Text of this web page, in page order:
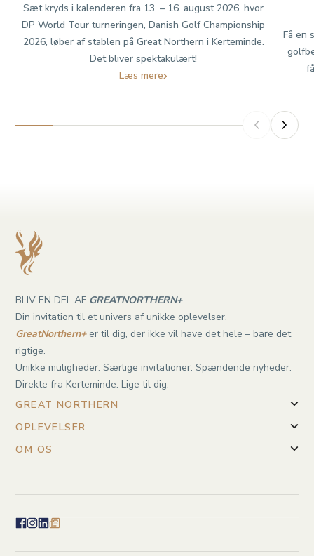
Sæt kryds i kalenderen fra 13. – 16. august 2026, hvor
DP World Tour turneringen, Danish Golf Championship
2026, løber af stablen på Great Northern i Kerteminde.
Det bliver spektakulært!
Læs mere
Få en
BLIV EN DEL AF GREATNORTHERN+
Din invitation til et univers af unikke oplevelser.
GreatNorthern+er til dig, der ikke vil have det hele – bare det
rigtige.
Unikke muligheder. Særlige invitationer. Spændende nyheder.
Direkte fra Kerteminde. Lige til dig.
GREAT NORTHERN
OPLEVELSER
OM OS